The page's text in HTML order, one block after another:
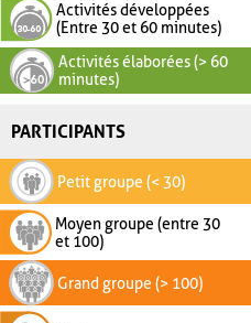
Activités développées
(Entre 30 et 60 minutes)
Activités élaborées (> 60
minutes)
PARTICIPANTS
Petit groupe (< 30)
Moyen groupe (entre 30
et 100)
Grand groupe (> 100)